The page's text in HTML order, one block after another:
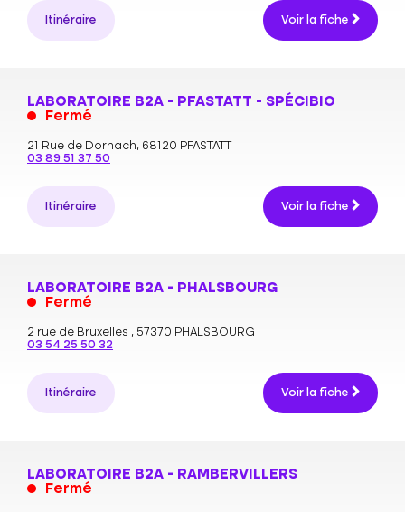
Itinéraire Voir la fiche
LABORATOIRE B2A - PFASTATT - SPÉCIBIO
Fermé
21 Rue de Dornach, 68120 PFASTATT
03 89 51 37 50
Itinéraire Voir la fiche
LABORATOIRE B2A - PHALSBOURG
Fermé
2 rue de Bruxelles , 57370 PHALSBOURG
03 54 25 50 32
Itinéraire Voir la fiche
LABORATOIRE B2A - RAMBERVILLERS
Fermé